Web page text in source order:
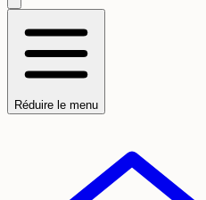
Réduire le menu